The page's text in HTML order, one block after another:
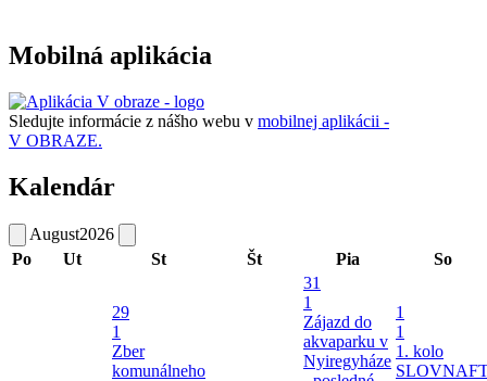
Mobilná aplikácia
Sledujte informácie z nášho webu v mobilnej aplikácii -
V OBRAZE.
Kalendár
August2026
Po
Ut St Št Pia So
29
1
Zber
komunálneho
31
1
Zájazd do
akvaparku v
Nyiregyháze
1
1
1. kolo